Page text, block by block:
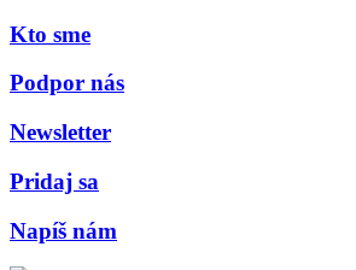
Kto sme
Podpor nás
Newsletter
Pridaj sa
Napíš nám